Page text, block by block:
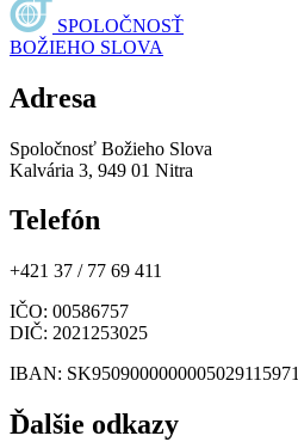
SPOLOČNOSŤ
BOŽIEHO SLOVA
Adresa
Spoločnosť Božieho Slova
Kalvária 3, 949 01 Nitra
Telefón
+421 37 / 77 69 411
IČO: 00586757
DIČ: 2021253025
IBAN: SK9509000000005029115971
Ďalšie odkazy